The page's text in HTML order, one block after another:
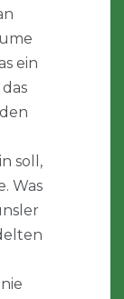
ein
soll,
Was